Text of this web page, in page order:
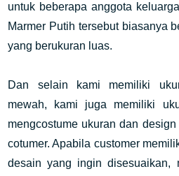
untuk beberapa anggota
Marmer Putih tersebut biasanya
yang berukuran luas.
Dan selain kami memiliki
mewah, kami juga memiliki
mengcostume ukuran dan
cotumer. Apabila customer
desain yang ingin disesuaikan,